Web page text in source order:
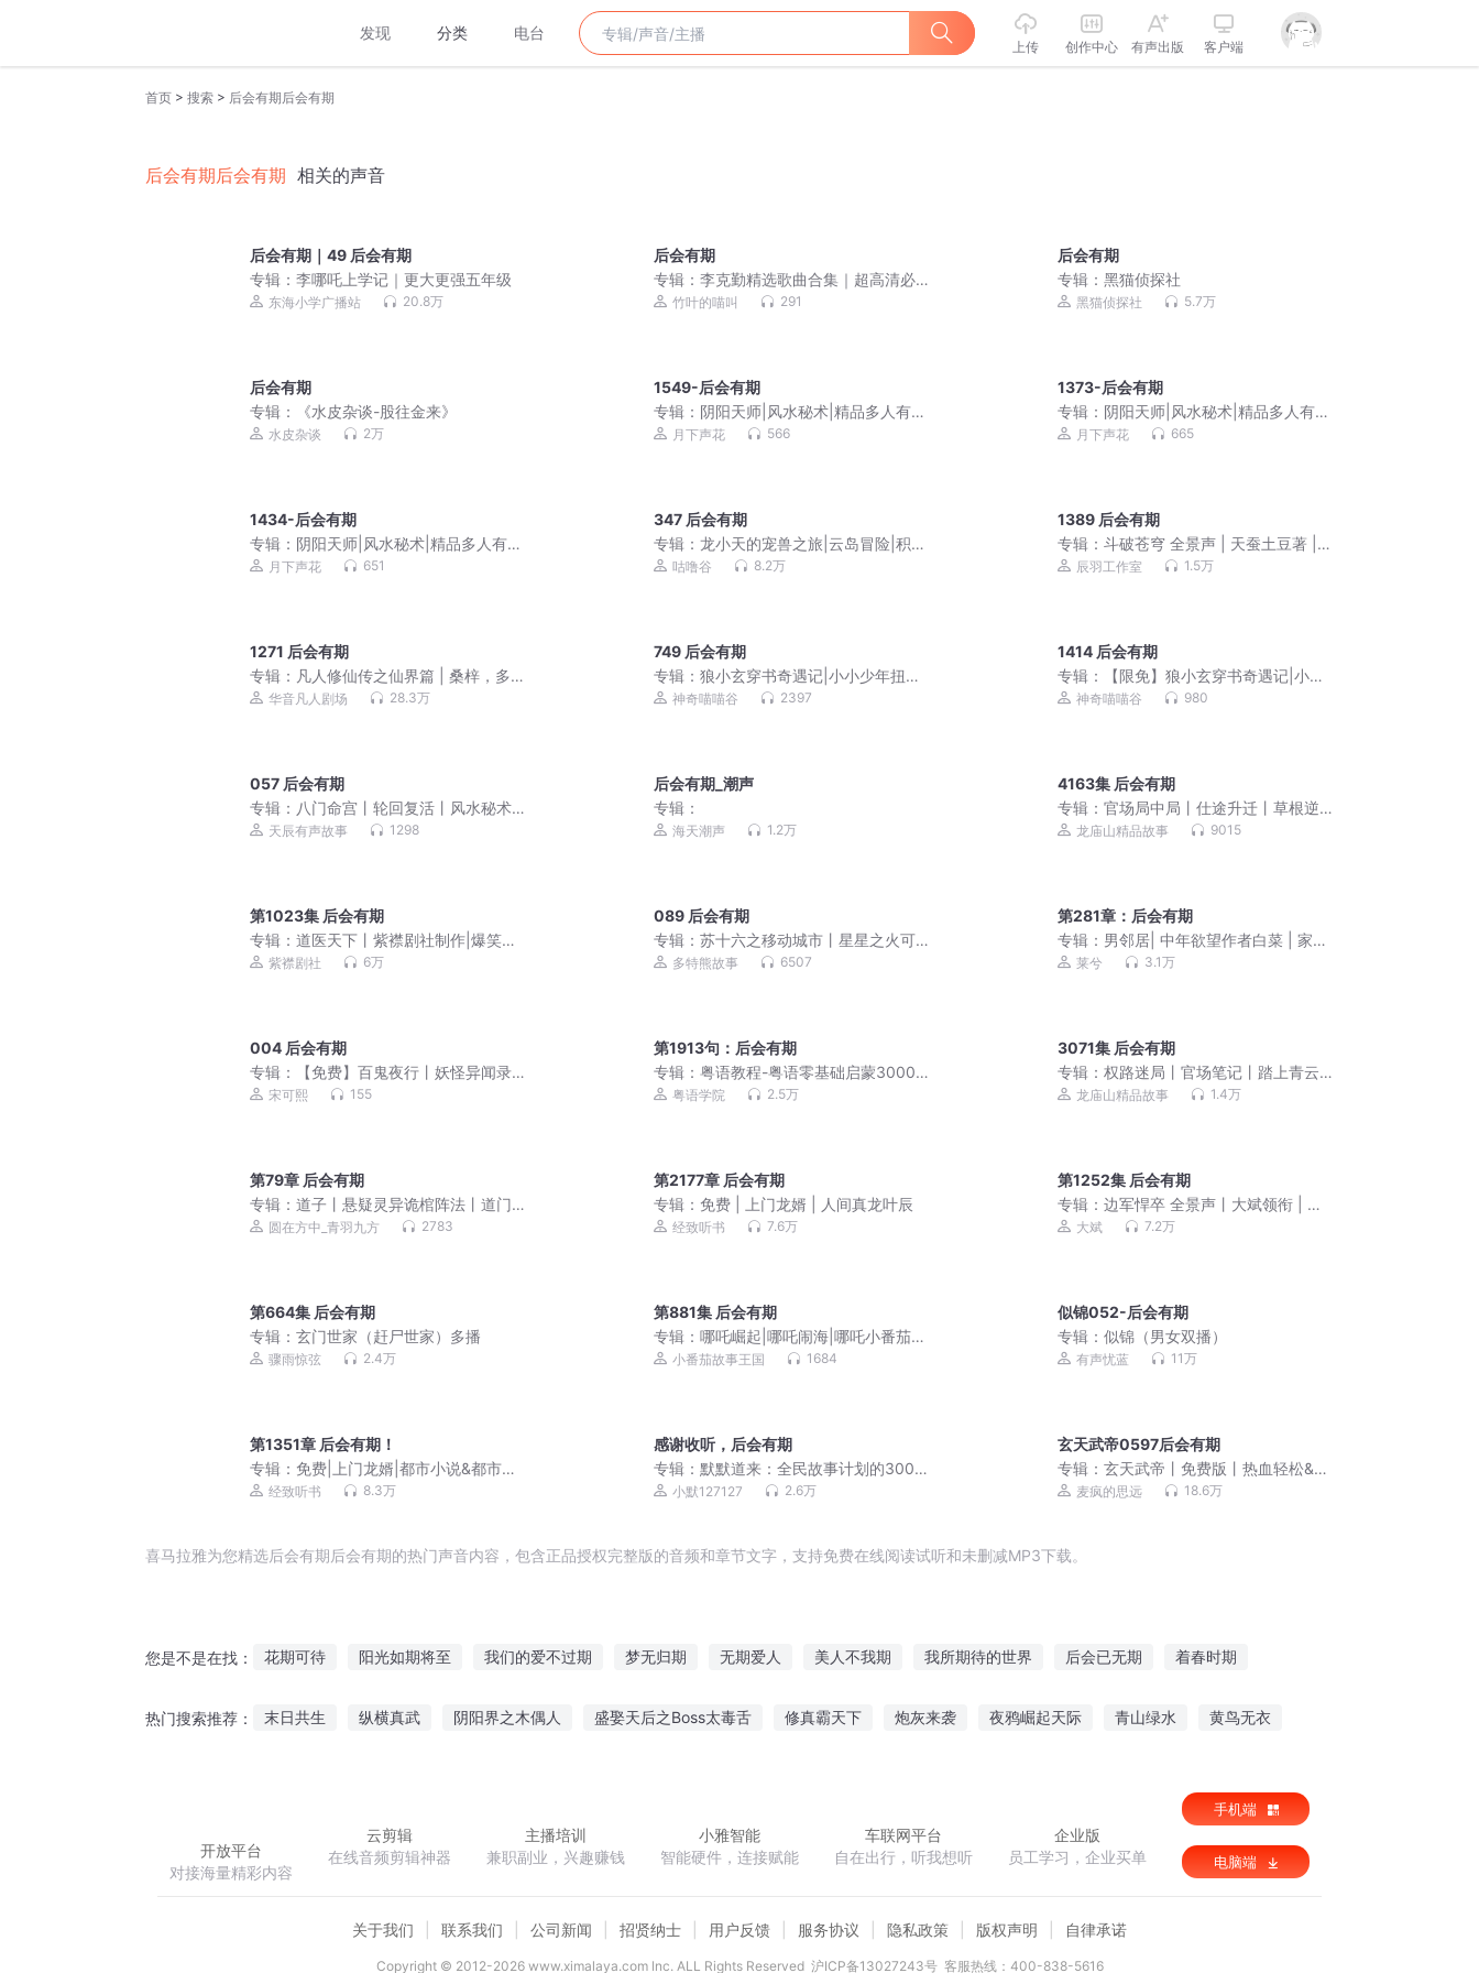
发现 分类 电台
上传 创作中心 有声出版 客户端
首页 > 搜索 > 后会有期后会有期
后会有期后会有期 相关的声音
后会有期｜49 后会有期
专辑： 李哪吒上学记｜更大更强五年级
东海小学广播站 20.8万
后会有期
专辑：李克勤精选歌曲合集｜超高清必
备歌单
竹叶的喵叫 291
后会有期
专辑：黑猫侦探社
黑猫侦探社 5.7万
后会有期
专辑：
《水皮杂谈-股往金来》
水皮杂谈 2万
1549-后会有期
专辑： 阴阳天师|风水秘术|精品多人有声
剧|都市爽文|灵异鬼怪|道士法术【超低
月下声花 566
1373-后会有期
专辑： 阴阳天师|风水秘术|精品多人有声
剧|都市爽文|灵异鬼怪|道士法术【超低
月下声花 665
1434-后会有期
专辑： 阴阳天师|风水秘术|精品多人有声
剧|都市爽文|灵异鬼怪|道士法术【超低
月下声花 651
347 后会有期
专辑：龙小天的宠兽之旅|云岛冒险|积极
努力咕噜谷 8.2万
1389 后会有期
专辑：斗破苍穹 全景声 | 天蚕土豆著 |
辰羽工作室演播 | 经典玄幻小说
辰羽工作室 1.5万
1271 后会有期
专辑： 凡人修仙传之仙界篇 | 桑梓，多
人剧，凡人流
华音凡人剧场 28.3万
749 后会有期
专辑：狼小玄穿书奇遇记|小小少年扭转
乾坤|穿越
神奇喵喵谷 2397
1414 后会有期
专辑：
【限免】狼小玄穿书奇遇记|小小
少年扭转乾坤|穿越
神奇喵喵谷 980
057 后会有期
专辑： 八门命宫丨轮回复活丨风水秘术
丨悬疑经典丨精品多播丨
天辰有声故事 1298
后会有期_潮声
专辑：
海天潮声 1.2万
4163集 后会有期
专辑：官场局中局丨仕途升迁丨草根逆
袭丨青云直上丨多人剧
龙庙山精品故事 9015
第1023集 后会有期
专辑： 道医天下丨紫襟剧社制作|爆笑都
市修真|精品有声剧
紫襟剧社 6万
089 后会有期
专辑：苏十六之移动城市丨星星之火可
以燎原丨多特熊故事
多特熊故事 6507
第281章：后会有期
专辑： 男邻居| 中年欲望作者白菜 | 家庭
伦理x两性情感x时代命运|莱兮演播|小巷
莱兮 3.1万
004 后会有期
专辑：
【免费】百鬼夜行丨妖怪异闻录
丨人与妖的羁绊
宋可熙 155
第1913句：后会有期
专辑：粤语教程-粤语零基础启蒙3000
句 粤语学院 2.5万
3071集 后会有期
专辑：权路迷局丨官场笔记丨踏上青云
路丨梁健项谨丨龙庙山
龙庙山精品故事 1.4万
第79章 后会有期
专辑： 道子丨悬疑灵异诡棺阵法丨道门
内斗丨纯阴相师血破道门千年杀局丨多
圆在方中_青羽九方 2783
第2177章 后会有期
专辑： 免费 | 上门龙婿 | 人间真龙叶辰
经致听书 7.6万
第1252集 后会有期
专辑：边军悍卒 全景声丨大斌领衔 | 热
血权谋 | VIP免费多人有声剧
大斌 7.2万
第664集 后会有期
专辑： 玄门世家（赶尸世家）多播
骤雨惊弦 2.4万
第881集 后会有期
专辑：哪吒崛起|哪吒闹海|哪吒小番茄历
险记小番茄故事王国 1684
似锦052-后会有期
专辑：似锦（男女双播）
有声忧蓝 11万
第1351章 后会有期！
专辑： 免费|上门龙婿|都市小说&都市生
活&恩怨情深
经致听书 8.3万
感谢收听，后会有期
专辑：默默道来：全民故事计划的300
种人生
小默127127 2.6万
玄天武帝0597后会有期
专辑：玄天武帝丨免费版丨热血轻松&搞
笑玄幻丨梁小渔&思远多人有声剧
麦疯的思远 18.6万
喜马拉雅为您精选后会有期后会有期的热门声音内容，包含正品授权完整版的音频和章节文字，支持免费在线阅读试听和未删减MP3下载。
您是不是在找： 花期可待 阳光如期将至 我们的爱不过期 梦无归期 无期爱人 美人不我期 我所期待的世界 后会已无期 着春时期
热门搜索推荐： 末日共生 纵横真武 阴阳界之木偶人 盛娶天后之Boss太毒舌 修真霸天下 炮灰来袭 夜鸦崛起天际 青山绿水 黄鸟无衣
开放平台
对接海量精彩内容
云剪辑
在线音频剪辑神器
主播培训
兼职副业，兴趣赚钱
小雅智能
智能硬件，连接赋能
车联网平台
自在出行，听我想听
企业版
员工学习，企业买单
手机端
电脑端
关于我们 联系我们 公司新闻 招贤纳士 用户反馈 服务协议 隐私政策 版权声明 自律承诺
Copyright © 2012-2026www.ximalaya.com lnc. ALL Rights Reserved 沪ICP备13027243号 客服热线：400-838-5616